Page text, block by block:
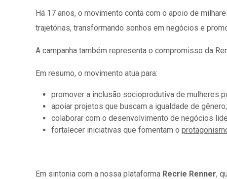
Há 17 anos, o movimento conta com o apoio de
trajetórias, transformando sonhos em negócios e
A campanha também representa o compromisso da
Em resumo, o movimento atua para:
promover a inclusão socioprodutiva de mulheres
apoiar projetos que buscam a igualdade de gênero;
colaborar com o desenvolvimento de negócios
fortalecer iniciativas que fomentam o
Em sintonia com a nossa plataforma Recrie Renner,